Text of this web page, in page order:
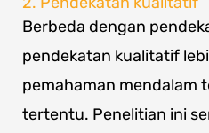
Berbeda dengan
pendekatan kualitatif
pemahaman mendalam
tertentu. Penelitian ini